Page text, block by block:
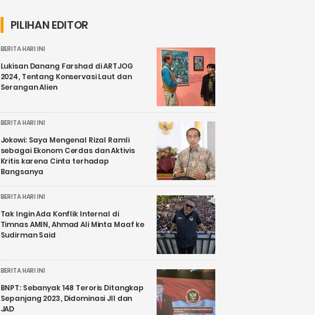
PILIHAN EDITOR
BERITA HARI INI
Lukisan Danang Farshad di ARTJOG
2024, Tentang Konservasi Laut dan
Serangan Alien
BERITA HARI INI
Jokowi: Saya Mengenal Rizal Ramli
sebagai Ekonom Cerdas dan Aktivis
Kritis karena Cinta terhadap
Bangsanya
BERITA HARI INI
Tak Ingin Ada Konflik Internal di
Timnas AMIN, Ahmad Ali Minta Maaf ke
Sudirman Said
BERITA HARI INI
BNPT: Sebanyak 148 Teroris Ditangkap
Sepanjang 2023, Didominasi JII dan
JAD